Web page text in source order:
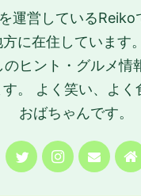
運営しているReiko
に在住しています
のヒント・グルメ情
。 よく笑い、よく
おばちゃんです。